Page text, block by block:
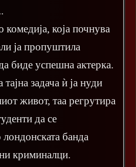
комедија, која почнува
ја пропуштила
биде успешна актерка.
задача ѝ ја нуди
живот, таа регрутира
да се
банда
криминалци.